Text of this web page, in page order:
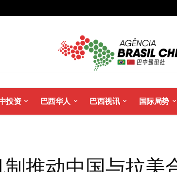
投资 巴西华人 巴西视讯 国际局势
推动中国与拉美